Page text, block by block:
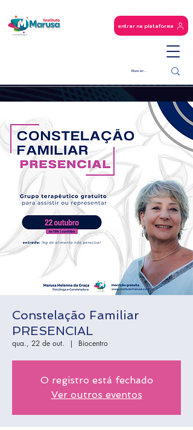
entrar na plataforma
Constelação Familiar
PRESENCIAL
qua., 22 de out.
  |
Biocentro
O registro está fechado
Ver outros eventos